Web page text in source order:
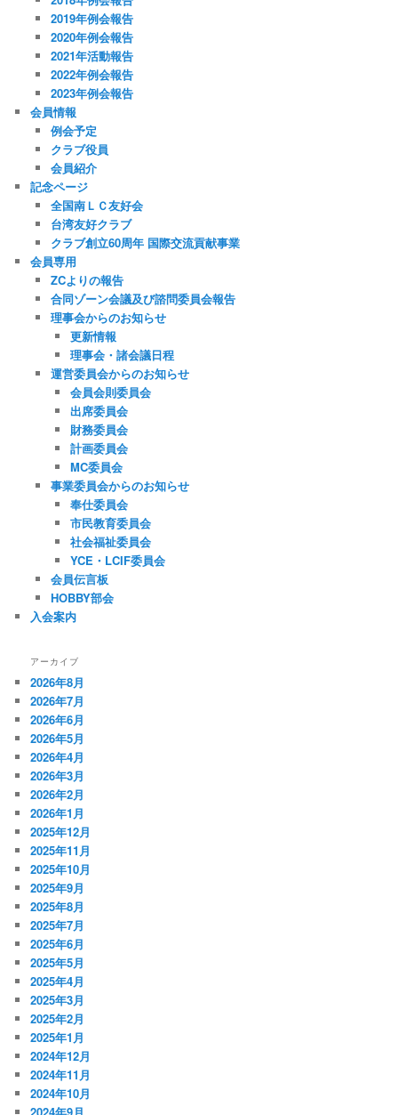
2019年例会報告
2020年例会報告
2021年活動報告
2022年例会報告
2023年例会報告
会員情報
例会予定
クラブ役員
会員紹介
記念ページ
全国南ＬＣ友好会
台湾友好クラブ
クラブ創立60周年 国際交流貢献事業
会員専用
ZCよりの報告
合同ゾーン会議及び諮問委員会報告
理事会からのお知らせ
更新情報
理事会・諸会議日程
運営委員会からのお知らせ
会員会則委員会
出席委員会
財務委員会
計画委員会
MC委員会
事業委員会からのお知らせ
奉仕委員会
市民教育委員会
社会福祉委員会
YCE・LCIF委員会
会員伝言板
HOBBY部会
入会案内
アーカイブ
2026年8月
2026年7月
2026年6月
2026年5月
2026年4月
2026年3月
2026年2月
2026年1月
2025年12月
2025年11月
2025年10月
2025年9月
2025年8月
2025年7月
2025年6月
2025年5月
2025年4月
2025年3月
2025年2月
2025年1月
2024年12月
2024年11月
2024年10月